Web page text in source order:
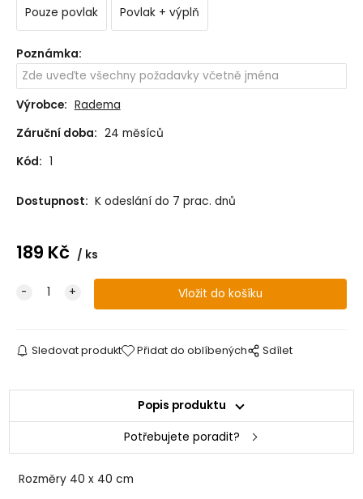
Pouze povlak
Povlak + výplň
Poznámka:
Výrobce: Radema
Záruční doba: 24 měsíců
Kód: 1
Dostupnost: K odeslání do 7 prac. dnů
189 Kč ks
Sledovat produkt Přidat do oblíbených Sdílet
Popis produktu
Potřebujete poradit?
Rozměry 40 x 40 cm